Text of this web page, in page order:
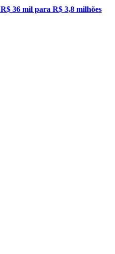
36 mil para R$ 3,8 milhões